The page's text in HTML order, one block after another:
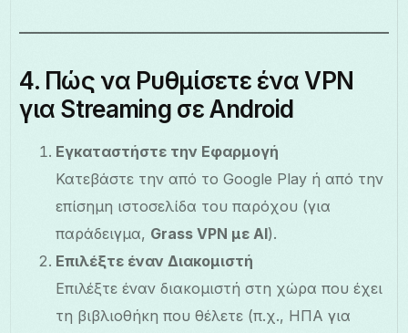
4. Πώς να Ρυθμίσετε ένα VPN
για Streaming σε Android
Εγκαταστήστε την Εφαρμογή
Κατεβάστε την από το Google Play ή από την
επίσημη ιστοσελίδα του παρόχου (για
παράδειγμα, Grass VPN με AI).
Επιλέξτε έναν Διακομιστή
Επιλέξτε έναν διακομιστή στη χώρα που έχει
τη βιβλιοθήκη που θέλετε (π.χ., ΗΠΑ για